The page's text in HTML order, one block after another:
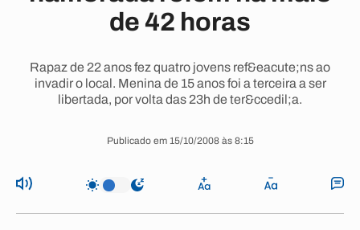
de 42 horas
Rapaz de 22 anos fez quatro jovens ref&eacute;ns ao
invadir o local. Menina de 15 anos foi a terceira a ser
libertada, por volta das 23h de ter&ccedil;a.
Publicado em 15/10/2008 às 8:15